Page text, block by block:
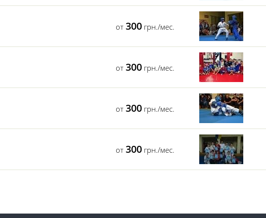
от 300 грн./мес.
от 300 грн./мес.
от 300 грн./мес.
от 300 грн./мес.